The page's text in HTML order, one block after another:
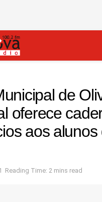
de
oferece
aos alunos
Reading Time: 2 mins read